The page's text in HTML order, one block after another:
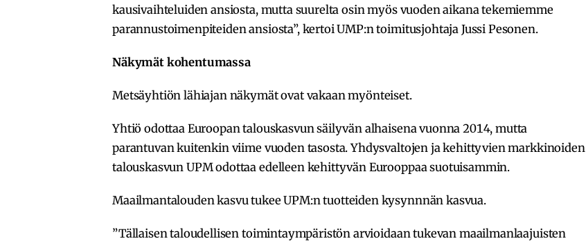
kausivaihteluiden ansiosta, mutta suurelta osin myös vuoden aikana tekemiemme
parannustoimenpiteiden ansiosta”, kertoi UMP:n toimitusjohtaja Jussi Pesonen.
Näkymät kohentumassa
Metsäyhtiön lähiajan näkymät ovat vakaan myönteiset.
Yhtiö odottaa Euroopan talouskasvun säilyvän alhaisena vuonna 2014, mutta
parantuvan kuitenkin viime vuoden tasosta. Yhdysvaltojen ja kehittyvien markkinoiden
talouskasvun UPM odottaa edelleen kehittyvän Eurooppaa suotuisammin.
Maailmantalouden kasvu tukee UPM:n tuotteiden kysynnnän kasvua.
”Tällaisen taloudellisen toimintaympäristön arvioidaan tukevan maailmanlaajuisten